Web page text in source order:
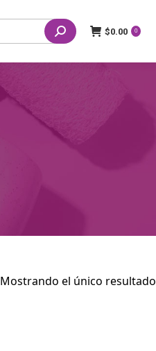
$0.00 0
Mostrando el único resultado